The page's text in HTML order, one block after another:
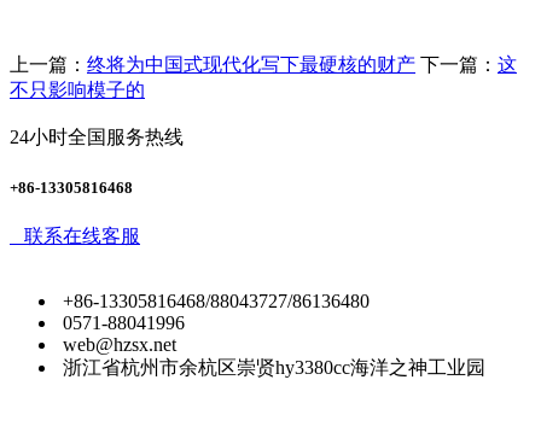
上一篇： 终将为中国式现代化写下最硬核的财产 下一篇： 这
不只影响模子的
24小时全国服务热线
+86-13305816468
联系在线客服
+86-13305816468/88043727/86136480
0571-88041996
web@hzsx.net
浙江省杭州市余杭区崇贤hy3380cc海洋之神工业园